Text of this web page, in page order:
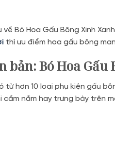
về Bó Hoa Gấu Bông Xinh
thì ưu điểm hoa gấu bông
bản: Bó Hoa
từ hơn 10 loại phụ kiện gấu
cầm nắm hay trưng bày trên